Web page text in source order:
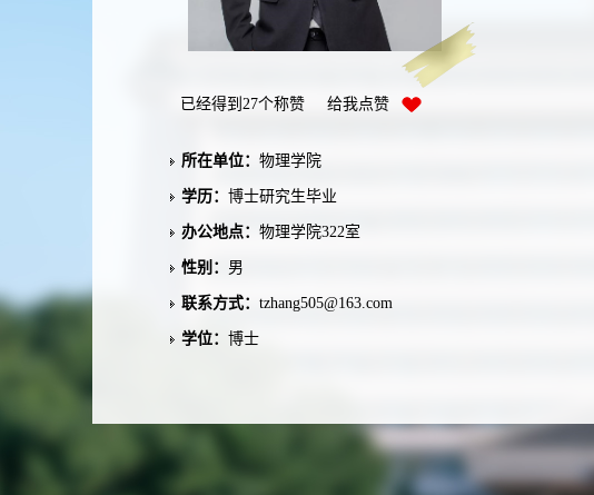
已经得到 27个称赞 给我点赞
所在单位： 物理学院
学历： 博士研究生毕业
办公地点： 物理学院322室
性别： 男
联系方式： tzhang505@163.com
学位： 博士